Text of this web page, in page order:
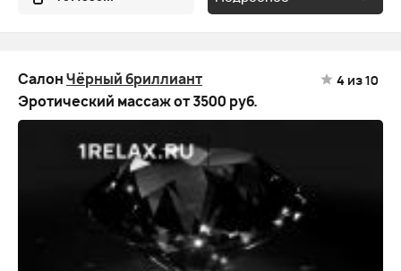
СалонЧёрный бриллиант 4 из 10
Эротический массаж от 3500 руб.